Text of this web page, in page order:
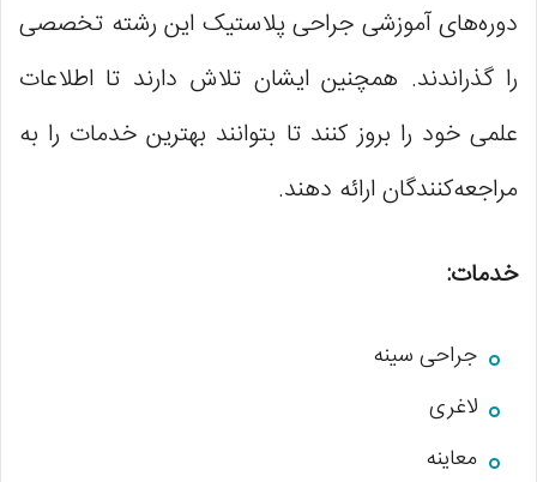
دوره‌های آموزشی جراحی پلاستیک این رشته تخصصی
را گذراندند. همچنین ایشان تلاش دارند تا اطلاعات
علمی خود را بروز کنند تا بتوانند بهترین خدمات را به
مراجعه‌کنندگان ارائه دهند.
خدمات:
جراحی سینه
لاغری
معاینه